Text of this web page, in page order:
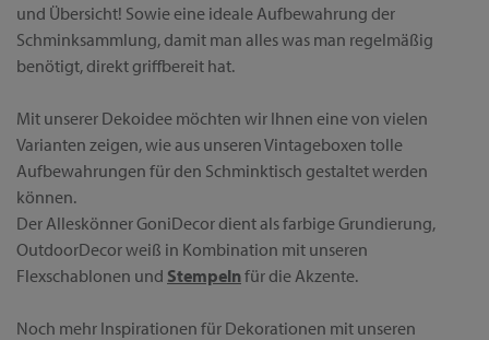
und Übersicht! Sowie eine ideale Aufbewahrung der
Schminksammlung, damit man alles was man regelmäßig
benötigt, direkt griffbereit hat.
Mit unserer Dekoidee möchten wir Ihnen eine von vielen
Varianten zeigen, wie aus unseren Vintageboxen tolle
Aufbewahrungen für den Schminktisch gestaltet werden
können.
Der Alleskönner GoniDecor dient als farbige Grundierung,
OutdoorDecor weiß in Kombination mit unseren
Flexschablonen und Stempelnfür die Akzente.
Noch mehr Inspirationen für Dekorationen mit unseren